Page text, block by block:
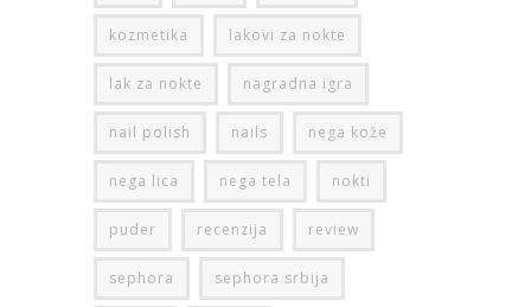
kozmetika lakovi za nokte
lak za nokte nagradna igra
nail polish nails nega kože
nega lica nega tela nokti
puder recenzija review
sephora sephora srbija